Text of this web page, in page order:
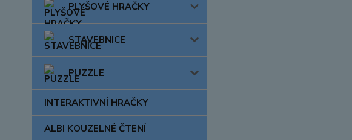
PLYŠOVÉ HRAČKY
STAVEBNICE
PUZZLE
INTERAKTIVNÍ HRAČKY
ALBI KOUZELNÉ ČTENÍ